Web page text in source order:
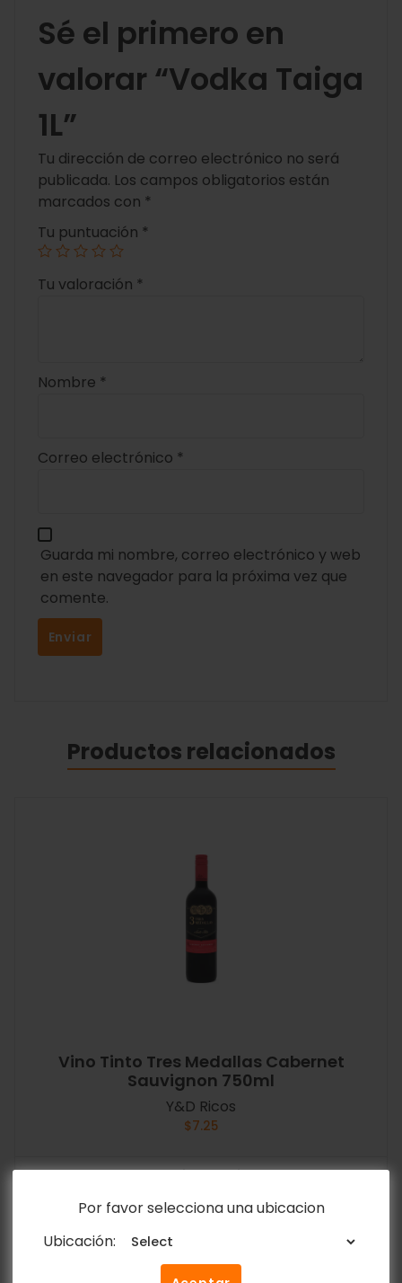
Por favor selecciona una ubicacion
Ubicación:
Sé el primero en
valorar “Vodka Taiga
1L”
Tu dirección de correo electrónico no será
publicada. Los campos obligatorios están
marcados con *
Tu puntuación *
Tu valoración *
Nombre *
Correo electrónico *
Guarda mi nombre, correo electrónico y web
en este navegador para la próxima vez que
comente.
Productos relacionados
Vino Tinto Tres Medallas Cabernet
Sauvignon 750ml
Y&D Ricos
$7.25
Añadir al carrito